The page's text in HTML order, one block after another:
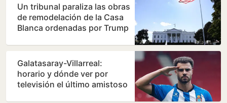
Un tribunal paraliza las obras
de remodelación de la Casa
Blanca ordenadas por Trump
Galatasaray-Villarreal:
horario y dónde ver por
televisión el último amistoso